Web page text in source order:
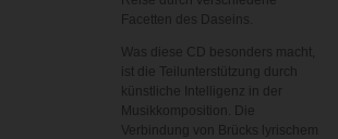
Facetten des Daseins.
Was diese CD besonders macht,
ist die Teilunterstützung durch
künstliche Intelligenz in der
Musikkomposition. Die
Verbindung von Brücks lyrischem